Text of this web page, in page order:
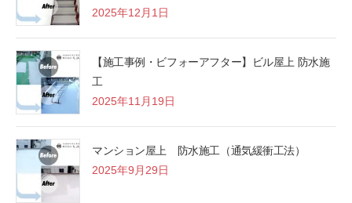
2025年12月1日
【施工事例・ビフォーアフター】ビル屋上 防水施
工
2025年11月19日
マンション屋上 防水施工（通気緩衝工法）
2025年9月29日